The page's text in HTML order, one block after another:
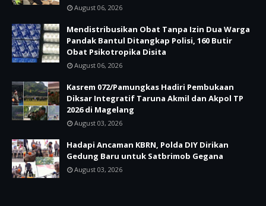
August 06, 2026
Mendistribusikan Obat Tanpa Izin Dua Warga
Pandak Bantul Ditangkap Polisi, 160 Butir
Obat Psikotropika Disita
August 06, 2026
Kasrem 072/Pamungkas Hadiri Pembukaan
Diksar Integratif Taruna Akmil dan Akpol TP
2026 di Magelang
August 03, 2026
Hadapi Ancaman KBRN, Polda DIY Dirikan
Gedung Baru untuk Satbrimob Gegana
August 03, 2026